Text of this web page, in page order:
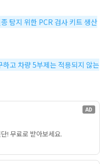
탐지 위한 PCR 검사 키트 생산
고 차량 5부제는 적용되지 않는
AD
! 무료로 받아보세요.